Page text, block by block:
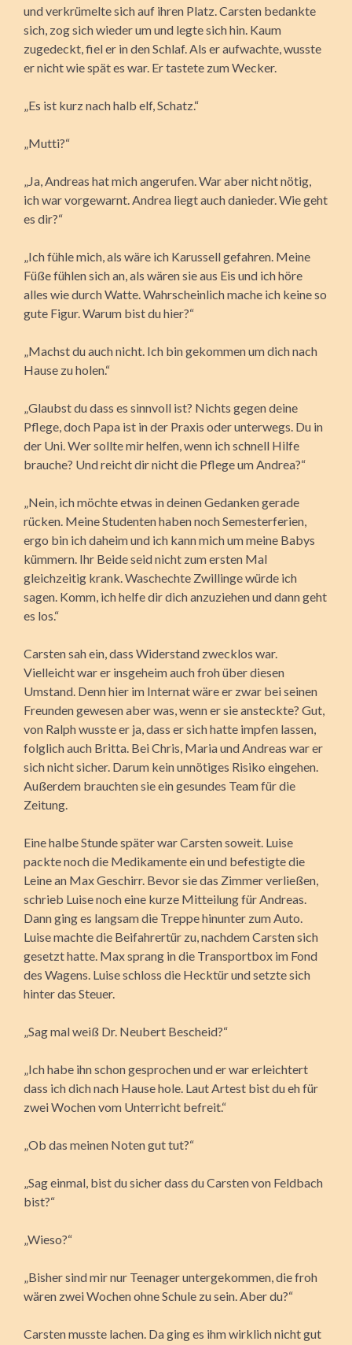
und verkrümelte sich auf ihren Platz. Carsten bedankte
sich, zog sich wieder um und legte sich hin. Kaum
zugedeckt, fiel er in den Schlaf. Als er aufwachte, wusste
er nicht wie spät es war. Er tastete zum Wecker.
„Es ist kurz nach halb elf, Schatz.“
„Mutti?“
„Ja, Andreas hat mich angerufen. War aber nicht nötig,
ich war vorgewarnt. Andrea liegt auch danieder. Wie geht
es dir?“
„Ich fühle mich, als wäre ich Karussell gefahren. Meine
Füße fühlen sich an, als wären sie aus Eis und ich höre
alles wie durch Watte. Wahrscheinlich mache ich keine so
gute Figur. Warum bist du hier?“
„Machst du auch nicht. Ich bin gekommen um dich nach
Hause zu holen.“
„Glaubst du dass es sinnvoll ist? Nichts gegen deine
Pflege, doch Papa ist in der Praxis oder unterwegs. Du in
der Uni. Wer sollte mir helfen, wenn ich schnell Hilfe
brauche? Und reicht dir nicht die Pflege um Andrea?“
„Nein, ich möchte etwas in deinen Gedanken gerade
rücken. Meine Studenten haben noch Semesterferien,
ergo bin ich daheim und ich kann mich um meine Babys
kümmern. Ihr Beide seid nicht zum ersten Mal
gleichzeitig krank. Waschechte Zwillinge würde ich
sagen. Komm, ich helfe dir dich anzuziehen und dann geht
es los.“
Carsten sah ein, dass Widerstand zwecklos war.
Vielleicht war er insgeheim auch froh über diesen
Umstand. Denn hier im Internat wäre er zwar bei seinen
Freunden gewesen aber was, wenn er sie ansteckte? Gut,
von Ralph wusste er ja, dass er sich hatte impfen lassen,
folglich auch Britta. Bei Chris, Maria und Andreas war er
sich nicht sicher. Darum kein unnötiges Risiko eingehen.
Außerdem brauchten sie ein gesundes Team für die
Zeitung.
Eine halbe Stunde später war Carsten soweit. Luise
packte noch die Medikamente ein und befestigte die
Leine an Max Geschirr. Bevor sie das Zimmer verließen,
schrieb Luise noch eine kurze Mitteilung für Andreas.
Dann ging es langsam die Treppe hinunter zum Auto.
Luise machte die Beifahrertür zu, nachdem Carsten sich
gesetzt hatte. Max sprang in die Transportbox im Fond
des Wagens. Luise schloss die Hecktür und setzte sich
hinter das Steuer.
„Sag mal weiß Dr. Neubert Bescheid?“
„Ich habe ihn schon gesprochen und er war erleichtert
dass ich dich nach Hause hole. Laut Artest bist du eh für
zwei Wochen vom Unterricht befreit.“
„Ob das meinen Noten gut tut?“
„Sag einmal, bist du sicher dass du Carsten von Feldbach
bist?“
„Wieso?“
„Bisher sind mir nur Teenager untergekommen, die froh
wären zwei Wochen ohne Schule zu sein. Aber du?“
Carsten musste lachen. Da ging es ihm wirklich nicht gut